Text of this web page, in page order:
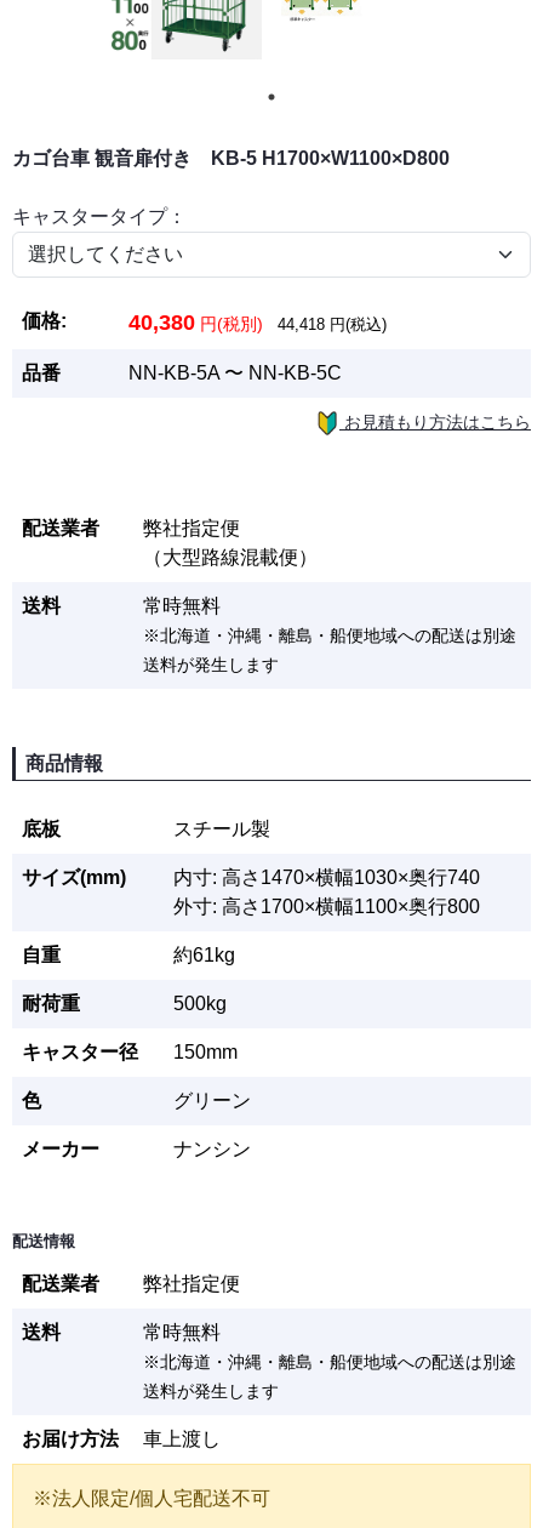
カゴ台車 観音扉付き KB-5 H1700×W1100×D800
キャスタータイプ：
価格: 40,380 円(税別) 44,418 円(税込)
品番 NN-KB-5A 〜 NN-KB-5C
お見積もり方法はこちら
配送業者
弊社指定便
（大型路線混載便）
送料 常時無料
※北海道・沖縄・離島・船便地域への配送は別途
送料が発生します
商品情報
底板 スチール製
サイズ(mm)
内寸: 高さ1470×横幅1030×奥行740
外寸: 高さ1700×横幅1100×奥行800
自重 約61kg
耐荷重 500kg
キャスター径 150mm
色 グリーン
メーカー ナンシン
配送情報
配送業者 弊社指定便
送料 常時無料
※北海道・沖縄・離島・船便地域への配送は別途
送料が発生します
お届け方法 車上渡し
※法人限定/個人宅配送不可